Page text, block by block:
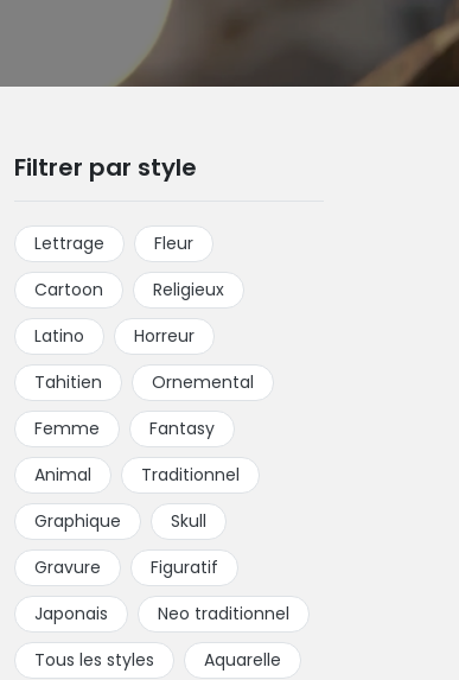
Filtrer par style
Lettrage
Fleur
Cartoon
Religieux
Latino
Horreur
Tahitien
Ornemental
Femme
Fantasy
Animal
Traditionnel
Graphique
Skull
Gravure
Figuratif
Japonais
Neo traditionnel
Tous les styles
Aquarelle